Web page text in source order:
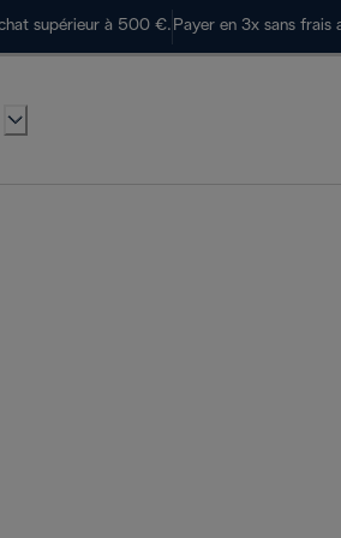
supérieur à 500 €. Payer en 3x sans frais